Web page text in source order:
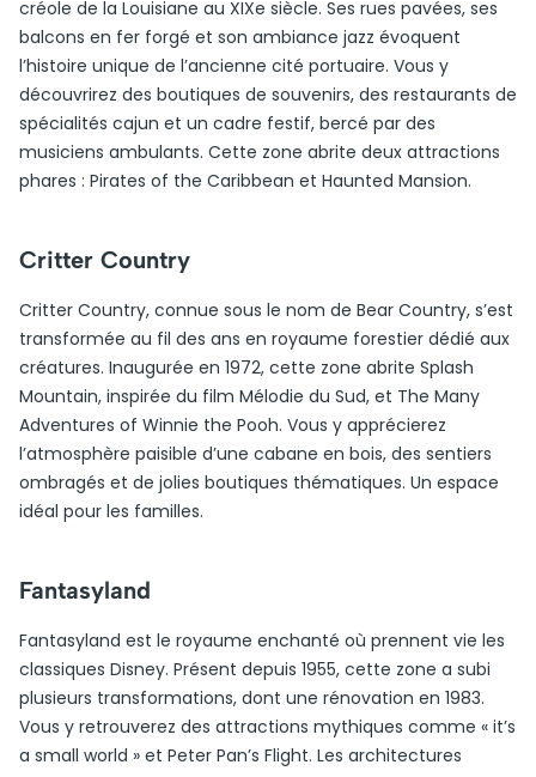
créole de la Louisiane au XIXe siècle. Ses rues pavées, ses
balcons en fer forgé et son ambiance jazz évoquent
l’histoire unique de l’ancienne cité portuaire. Vous y
découvrirez des boutiques de souvenirs, des restaurants de
spécialités cajun et un cadre festif, bercé par des
musiciens ambulants. Cette zone abrite deux attractions
phares : Pirates of the Caribbean et Haunted Mansion.
Critter Country
Critter Country, connue sous le nom de Bear Country, s’est
transformée au fil des ans en royaume forestier dédié aux
créatures. Inaugurée en 1972, cette zone abrite Splash
Mountain, inspirée du film Mélodie du Sud, et The Many
Adventures of Winnie the Pooh. Vous y apprécierez
l’atmosphère paisible d’une cabane en bois, des sentiers
ombragés et de jolies boutiques thématiques. Un espace
idéal pour les familles.
Fantasyland
Fantasyland est le royaume enchanté où prennent vie les
classiques Disney. Présent depuis 1955, cette zone a subi
plusieurs transformations, dont une rénovation en 1983.
Vous y retrouverez des attractions mythiques comme « it’s
a small world » et Peter Pan’s Flight. Les architectures